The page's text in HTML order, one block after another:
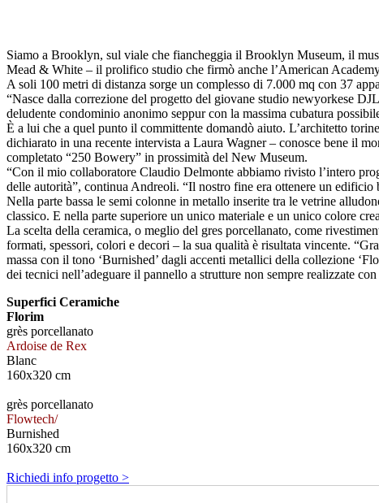
Siamo a Brooklyn, sul viale che fiancheggia il Brooklyn Museum, il
Mead & White – il prolifico studio che firmò anche l’American
A soli 100 metri di distanza sorge un complesso di 7.000 mq con 37
“Nasce dalla correzione del progetto del giovane studio newyorkese
deludente condominio anonimo seppur con la massima cubatura
È a lui che a quel punto il committente domandò aiuto. L’architetto
dichiarato in una recente intervista a Laura Wagner – conosce bene il
completato “250 Bowery” in prossimità del New Museum.
“Con il mio collaboratore Claudio Delmonte abbiamo rivisto l’intero
delle autorità”, continua Andreoli. “Il nostro fine era ottenere un
Nella parte bassa le semi colonne in metallo inserite tra le vetrine
classico. E nella parte superiore un unico materiale e un unico colore
La scelta della ceramica, o meglio del gres porcellanato, come
formati, spessori, colori e decori – la sua qualità è risultata vincente.
massa con il tono ‘Burnished’ dagli accenti metallici della collezione
dei tecnici nell’adeguare il pannello a strutture non sempre realizzate
Superfici Ceramiche
Florim
grès porcellanato
Ardoise de Rex
Blanc
160x320 cm
grès porcellanato
Flowtech/
Burnished
160x320 cm
Richiedi info progetto >